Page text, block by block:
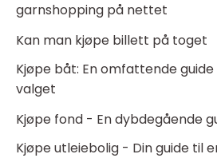
garnshopping på nettet
Kan man kjøpe billett på toget
Kjøpe båt: En omfattende
valget
Kjøpe fond - En dybdegående
Kjøpe utleiebolig - Din guide til